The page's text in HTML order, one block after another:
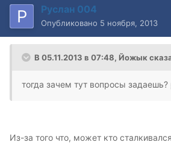
Руслан 004
Опубликовано 5 ноября, 2013
В 05.11.2013 в 07:48, Йожык
тогда зачем тут вопросы
Из-за того что, может кто